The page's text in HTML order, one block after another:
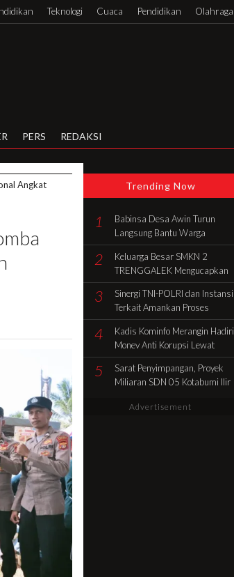
Teknologi Cuaca Pendidikan Olahraga
PERS REDAKSI
Angkat
Trending Now
1
Babinsa Desa Awin Turun
Langsung Bantu Warga
Gotong Royong Bangun Rumah
di Batang Hari
2
Keluarga Besar SMKN 2
TRENGGALEK Mengucapkan
Selamat HUT Ke-81 RI
3
Sinergi TNI-POLRI dan Instansi
Terkait Amankan Proses
Pencocokan Fisik Objek
Sengketa di Kelurahan Selamat
4
Kadis Kominfo Merangin Hadiri
Monev Anti Korupsi Lewat
Zoom Dukung Penuh Desa
Sidolego Jadi Percontohan
Desa Anti Korupsi
5
Sarat Penyimpangan, Proyek
Miliaran SDN 05 Kotabumi Ilir
Advertisement